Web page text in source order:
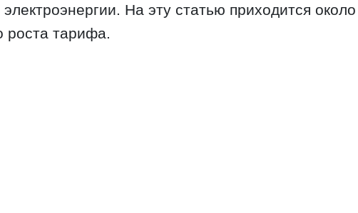
электроэнергии. На эту статью приходится
роста тарифа.